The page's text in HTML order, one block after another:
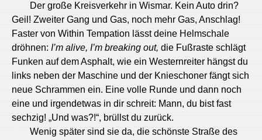
Der große Kreisverkehr in Wismar. Kein Auto drin?
Geil! Zweiter Gang und Gas, noch mehr Gas, Anschlag!
Faster von Within Tempation lässt deine Helmschale
dröhnen: I’m alive, I’m breaking out, die Fußraste schlägt
Funken auf dem Asphalt, wie ein Westernreiter hängst du
links neben der Maschine und der Knieschoner fängt sich
neue Schrammen ein. Eine volle Runde und dann noch
eine und irgendetwas in dir schreit: Mann, du bist fast
sechzig! „Und was?!“, brüllst du zurück.
Wenig später sind sie da, die schönste Straße des